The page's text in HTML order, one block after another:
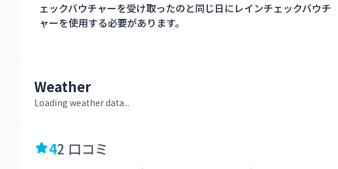
ェックバウチャーを受け取ったのと同じ日にレインチェックバウチ
ャーを使用する必要があります。
Weather
Loading weather data...
42 口コミ